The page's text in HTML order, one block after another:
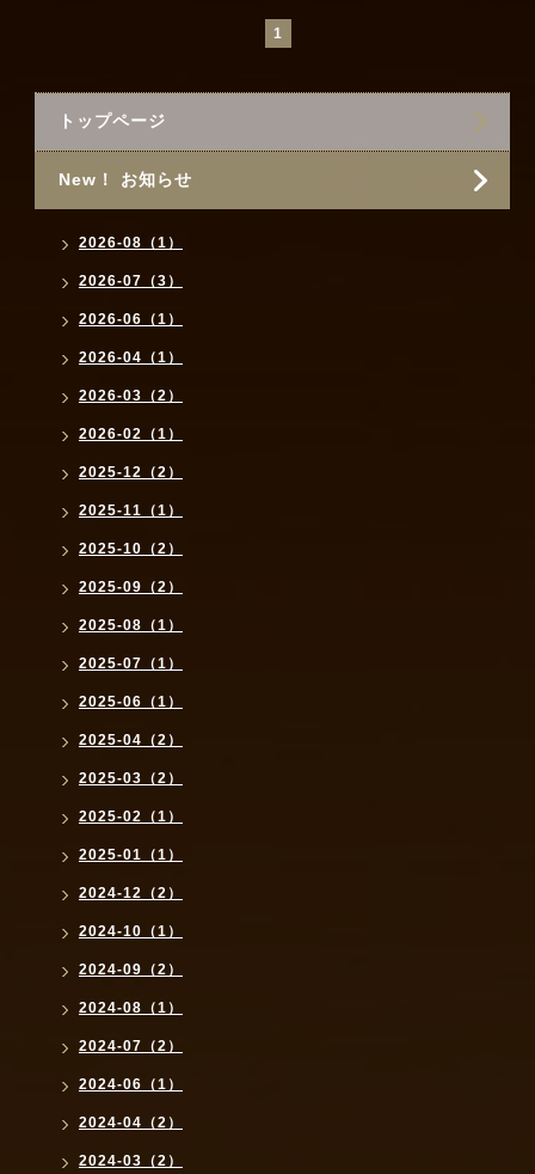
1
トップページ
New！ お知らせ
2026-08（1）
2026-07（3）
2026-06（1）
2026-04（1）
2026-03（2）
2026-02（1）
2025-12（2）
2025-11（1）
2025-10（2）
2025-09（2）
2025-08（1）
2025-07（1）
2025-06（1）
2025-04（2）
2025-03（2）
2025-02（1）
2025-01（1）
2024-12（2）
2024-10（1）
2024-09（2）
2024-08（1）
2024-07（2）
2024-06（1）
2024-04（2）
2024-03（2）